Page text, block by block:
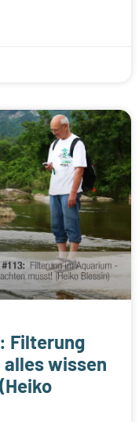
Filterung
alles wissen